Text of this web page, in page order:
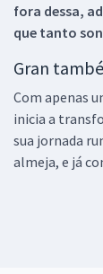
fora dessa,
que tanto
Gran
Com apenas
inicia a
sua jornada
almeja, e já